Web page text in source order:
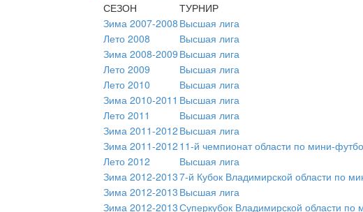
СЕЗОН
ТУРНИР
Зима 2007-2008 Высшая лига
Лето 2008
Высшая лига
Зима 2008-2009 Высшая лига
Лето 2009
Высшая лига
Лето 2010
Высшая лига
Зима 2010-2011 Высшая лига
Лето 2011
Высшая лига
Зима 2011-2012 Высшая лига
Зима 2011-2012 11-й чемпионат области по мини-
Лето 2012
Высшая лига
Зима 2012-20137-й Кубок Владимирской области по
Зима 2012-2013 Высшая лига
Зима 2012-2013Суперкубок Владимирской области по